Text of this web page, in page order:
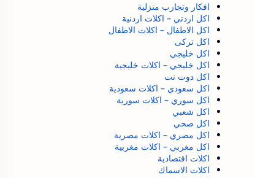
افكار وتجارب منزلية
اكل اردني – اكلات اردنية
اكل الاطفال – اكلات الاطفال
اكل تركى
اكل خليجي
اكل خليجي – اكلات خليجية
اكل دوت نت
اكل سعودي – اكلات سعودية
اكل سوري – اكلات سورية
اكل شعبي
اكل صحي
اكل مصري – اكلات مصرية
اكل مغربي – اكلات مغربية
اكلات اقتصادية
اكلات الاسماك